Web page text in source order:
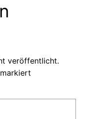
veröffentlicht.
markiert